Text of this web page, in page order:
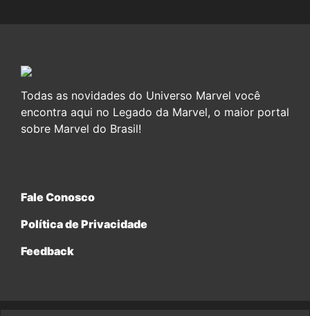
Todas as novidades do Universo Marvel você
encontra aqui no Legado da Marvel, o maior portal
sobre Marvel do Brasil!
Fale Conosco
Política de Privacidade
Feedback